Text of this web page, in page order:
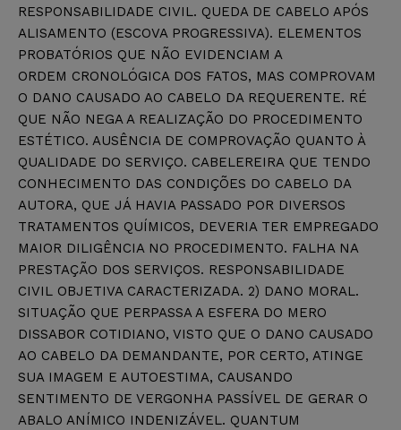
RESPONSABILIDADE CIVIL. QUEDA DE CABELO APÓS
ALISAMENTO (ESCOVA PROGRESSIVA). ELEMENTOS
PROBATÓRIOS QUE NÃO EVIDENCIAM A
ORDEM CRONOLÓGICA DOS FATOS, MAS COMPROVAM
O DANO CAUSADO AO CABELO DA REQUERENTE. RÉ
QUE NÃO NEGA A REALIZAÇÃO DO PROCEDIMENTO
ESTÉTICO. AUSÊNCIA DE COMPROVAÇÃO QUANTO À
QUALIDADE DO SERVIÇO. CABELEREIRA QUE TENDO
CONHECIMENTO DAS CONDIÇÕES DO CABELO DA
AUTORA, QUE JÁ HAVIA PASSADO POR DIVERSOS
TRATAMENTOS QUÍMICOS, DEVERIA TER EMPREGADO
MAIOR DILIGÊNCIA NO PROCEDIMENTO. FALHA NA
PRESTAÇÃO DOS SERVIÇOS. RESPONSABILIDADE
CIVIL OBJETIVA CARACTERIZADA. 2) DANO MORAL.
SITUAÇÃO QUE PERPASSA A ESFERA DO MERO
DISSABOR COTIDIANO, VISTO QUE O DANO CAUSADO
AO CABELO DA DEMANDANTE, POR CERTO, ATINGE
SUA IMAGEM E AUTOESTIMA, CAUSANDO
SENTIMENTO DE VERGONHA PASSÍVEL DE GERAR O
ABALO ANÍMICO INDENIZÁVEL. QUANTUM